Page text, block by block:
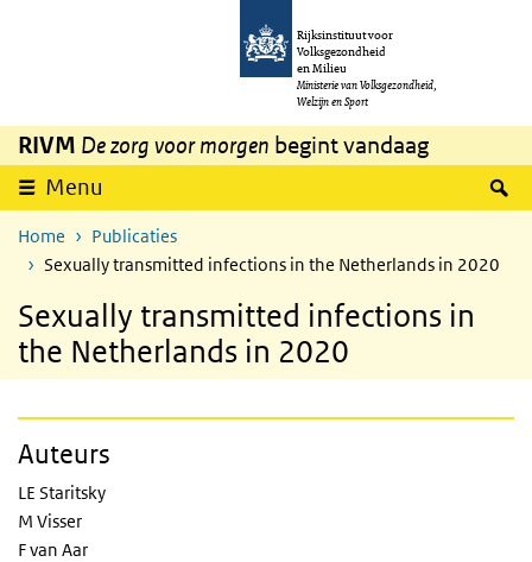
Overslaan en naar de inhoud gaan
Rijksinstituut voor
Volksgezondheid
en Milieu
Ministerie van Volksgezondheid,
Welzijn en Sport
RIVM De zorg voor morgen begint vandaag
Menu
Home
Publicaties
Sexually transmitted infections in the Netherlands in 2020
Sexually transmitted infections in
the Netherlands in 2020
Auteurs
LE Staritsky
M Visser
F van Aar